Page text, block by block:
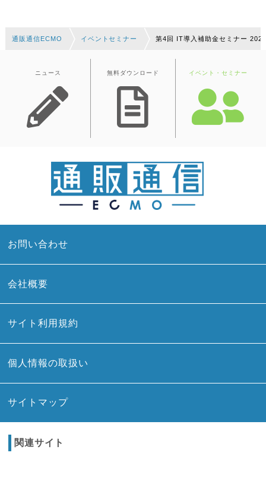
通販通信ECMO イベントセミナー 第4回 IT導入補助金セミナー 2023
ニュース 無料ダウンロード イベント・セミナー
お問い合わせ
会社概要
サイト利用規約
個人情報の取扱い
サイトマップ
関連サイト